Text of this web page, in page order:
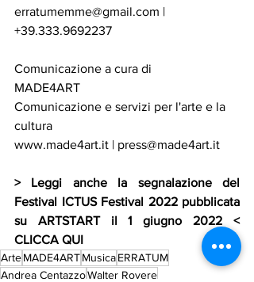
erratumemme@gmail.com |
+39.333.9692237
Comunicazione a cura di
MADE4ART
Comunicazione e servizi per l'arte e la
cultura
www.made4art.it | press@made4art.it
> Leggi anche la segnalazione del
Festival ICTUS Festival 2022 pubblicata
su ARTSTART il 1 giugno 2022 <
CLICCA QUI
ArteMADE4ARTMusicaERRATUM
Andrea CentazzoWalter Rovere